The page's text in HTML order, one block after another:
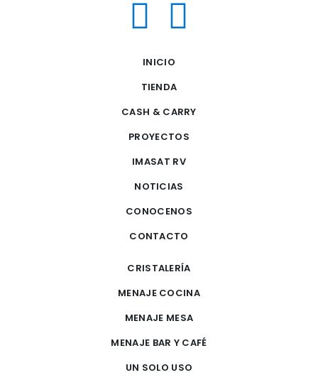
INICIO
TIENDA
CASH & CARRY
PROYECTOS
IMASAT RV
NOTICIAS
CONOCENOS
CONTACTO
CRISTALERÍA
MENAJE COCINA
MENAJE MESA
MENAJE BAR Y CAFÉ
UN SOLO USO